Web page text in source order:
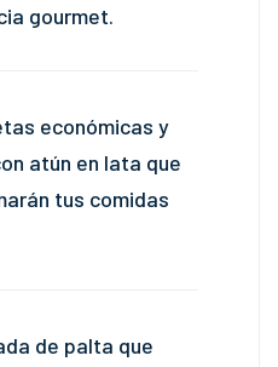
gourmet.
económicas y
atún en lata que
tus comidas
de palta que